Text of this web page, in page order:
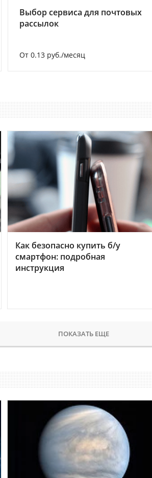
Выбор сервиса для почтовых
рассылок
От 0.13 руб./месяц
Как безопасно купить б/у
смартфон: подробная
инструкция
ПОКАЗАТЬ ЕЩЕ